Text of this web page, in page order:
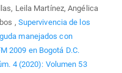
Leila Martínez, Angélica
, Supervivencia de los
manejados con
2009 en Bogotá D.C.
4 (2020): Volumen 53